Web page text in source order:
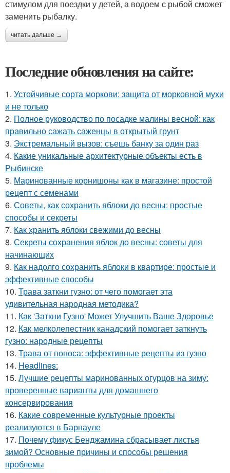
стимулом для поездки у детей, а водоем с рыбой сможет
заменить рыбалку.
читать дальше →
Последние обновления на сайте:
1. Устойчивые сорта моркови: защита от морковной мухи
и не только
2. Полное руководство по посадке малины весной: как
правильно сажать саженцы в открытый грунт
3. Экстремальный вызов: съешь банку за один раз
4. Какие уникальные архитектурные объекты есть в
Рыбинске
5. Маринованные корнишоны как в магазине: простой
рецепт с семенами
6. Советы, как сохранить яблоки до весны: простые
способы и секреты
7. Как хранить яблоки свежими до весны
8. Секреты сохранения яблок до весны: советы для
начинающих
9. Как надолго сохранить яблоки в квартире: простые и
эффективные способы
10. Трава заткни гузно: от чего помогает эта
удивительная народная методика?
11. Как 'Заткни Гузно' Может Улучшить Ваше Здоровье
12. Как мелколепестник канадский помогает заткнуть
гузно: народные рецепты
13. Трава от поноса: эффективные рецепты из гузно
14. Headlines:
15. Лучшие рецепты маринованных огурцов на зиму:
проверенные варианты для домашнего
консервирования
16. Какие современные культурные проекты
реализуются в Барнауле
17. Почему фикус Бенджамина сбрасывает листья
зимой? Основные причины и способы решения
проблемы